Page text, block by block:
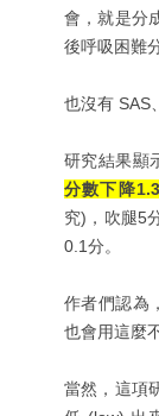
會，就是分
後呼吸困難
也沒有 SAS
研究結果顯
分數下降
究)，吹腿5
0.1分。
作者們認為
也會用這麼
當然，這項